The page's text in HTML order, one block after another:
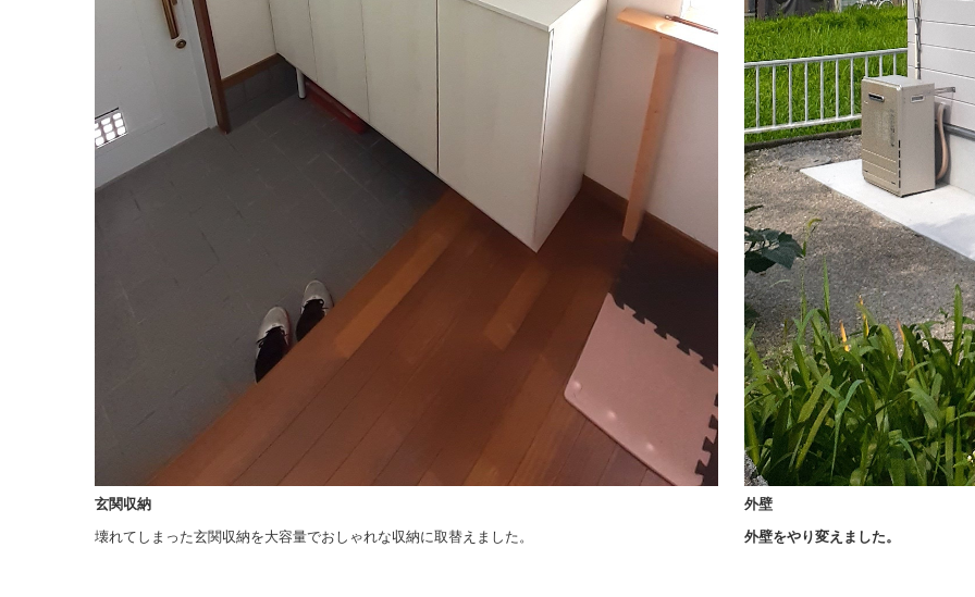
玄関収納
壊れてしまった玄関収納を大容量でおしゃれな収納に取替えました。
外壁
外壁をやり変えました。